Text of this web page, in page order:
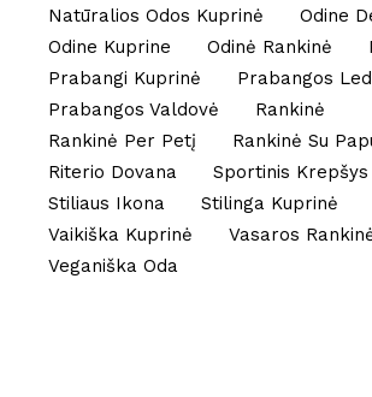
Natūralios Odos Kuprinė
Odine
Odine Kuprine
Odinė Rankinė
Prabangi Kuprinė
Prabangos
Prabangos Valdovė
Rankinė
Rankinė Per Petį
Rankinė Su
Riterio Dovana
Sportinis Krepšys
Stiliaus Ikona
Stilinga Kuprinė
Vaikiška Kuprinė
Vasaros
Veganiška Oda